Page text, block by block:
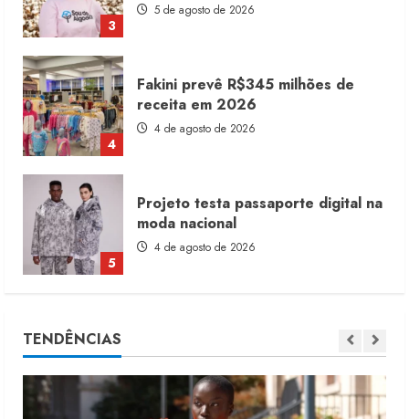
4
4 de agosto de 2026
5
Projeto testa passaporte digital na
moda nacional
4 de agosto de 2026
1
Dia dos Pais reforça retomada da
moda no varejo
7 de agosto de 2026
2
TENDÊNCIAS